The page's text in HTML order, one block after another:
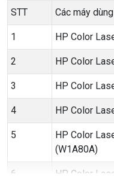
STT Các máy
1 HP Color
2 HP Color
3 HP Color
4 HP Color
5
HP Color
(W1A80A)
6
HP Color